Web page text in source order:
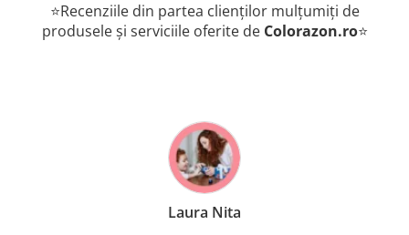
⭐Recenziile din partea clienților mulțumiți de
produsele și serviciile oferite de Colorazon.ro⭐
Laura Nita